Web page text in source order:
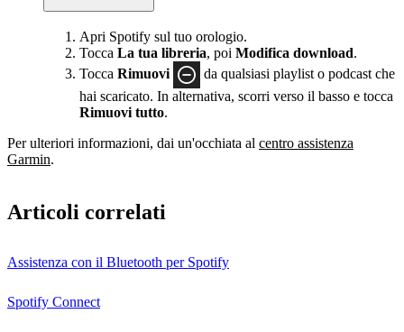
Apri Spotify sul tuo orologio.
Tocca La tua libreria, poi Modifica download.
Tocca Rimuovi
da qualsiasi playlist o podcast che
hai scaricato. In alternativa, scorri verso il basso e tocca
Rimuovi tutto.
Per ulteriori informazioni, dai un'occhiata al centro assistenza
Garmin.
Articoli correlati
Assistenza con il Bluetooth per Spotify
Spotify Connect